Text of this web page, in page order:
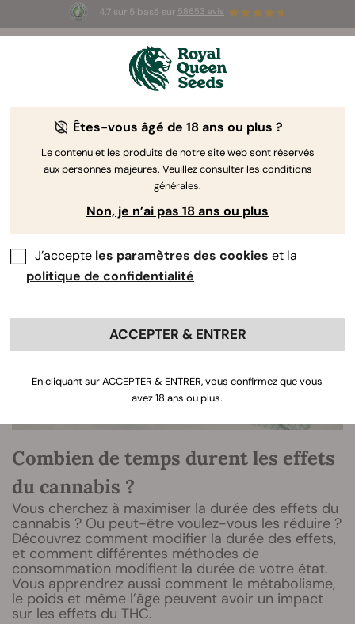
4.7 sur 5 basé sur 58653 avis
1+1 OFFERT -Offre à durée limitée
3d 12h 3m 00s
The RQS Blog
Articles Cannabis Lifestyle
Combien de temps durent les effets
du cannabis ?
Vous cherchez à maximiser la durée des effets du
cannabis ? Ou peut-être voulez-vous les réduire ?
Découvrez comment modifier la durée des effets,
et comment différentes méthodes de
consommation modifient la durée de votre état.
Vous apprendrez aussi comment le métabolisme,
le poids et même l’âge peuvent avoir un impact
sur les effets du THC.
Êtes-vous âgé de 18 ans ou plus ?
Le contenu et les produits de notre site web sont réservés
aux personnes majeures. Veuillez consulter les conditions
générales.
Non, je n’ai pas 18 ans ou plus
J’accepte les paramètres des cookies et la
politique de confidentialité
ACCEPTER & ENTRER
En cliquant sur ACCEPTER & ENTRER, vous confirmez que vous
avez 18 ans ou plus.